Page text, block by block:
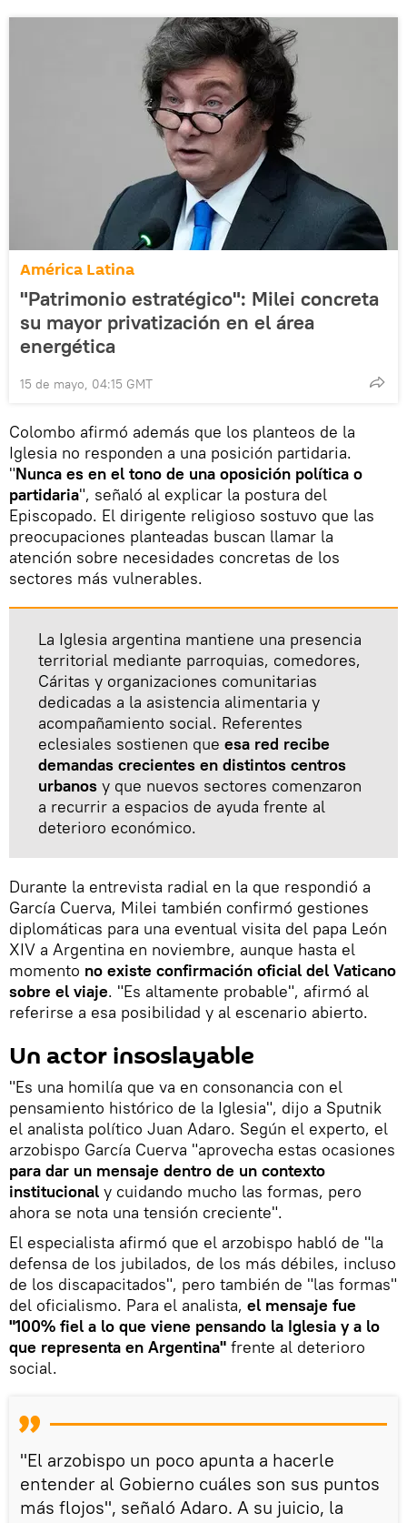
América Latina
"Patrimonio estratégico": Milei concreta
su mayor privatización en el área
energética
15 de mayo, 04:15 GMT
Colombo afirmó además que los planteos de la
Iglesia no responden a una posición partidaria.
"Nunca es en el tono de una oposición política o
partidaria", señaló al explicar la postura del
Episcopado. El dirigente religioso sostuvo que las
preocupaciones planteadas buscan llamar la
atención sobre necesidades concretas de los
sectores más vulnerables.
La Iglesia argentina mantiene una presencia
territorial mediante parroquias, comedores,
Cáritas y organizaciones comunitarias
dedicadas a la asistencia alimentaria y
acompañamiento social. Referentes
eclesiales sostienen que esa red recibe
demandas crecientes en distintos centros
urbanos y que nuevos sectores comenzaron
a recurrir a espacios de ayuda frente al
deterioro económico.
Durante la entrevista radial en la que respondió a
García Cuerva, Milei también confirmó gestiones
diplomáticas para una eventual visita del papa León
XIV a Argentina en noviembre, aunque hasta el
momento no existe confirmación oficial del Vaticano
sobre el viaje. "Es altamente probable", afirmó al
referirse a esa posibilidad y al escenario abierto.
Un actor insoslayable
"Es una homilía que va en consonancia con el
pensamiento histórico de la Iglesia", dijo a Sputnik
el analista político Juan Adaro. Según el experto, el
arzobispo García Cuerva "aprovecha estas ocasiones
para dar un mensaje dentro de un contexto
institucional y cuidando mucho las formas, pero
ahora se nota una tensión creciente".
El especialista afirmó que el arzobispo habló de "la
defensa de los jubilados, de los más débiles, incluso
de los discapacitados", pero también de "las formas"
del oficialismo. Para el analista, el mensaje fue
"100% fiel a lo que viene pensando la Iglesia y a lo
que representa en Argentina" frente al deterioro
social.
"El arzobispo un poco apunta a hacerle
entender al Gobierno cuáles son sus puntos
más flojos", señaló Adaro. A su juicio, la